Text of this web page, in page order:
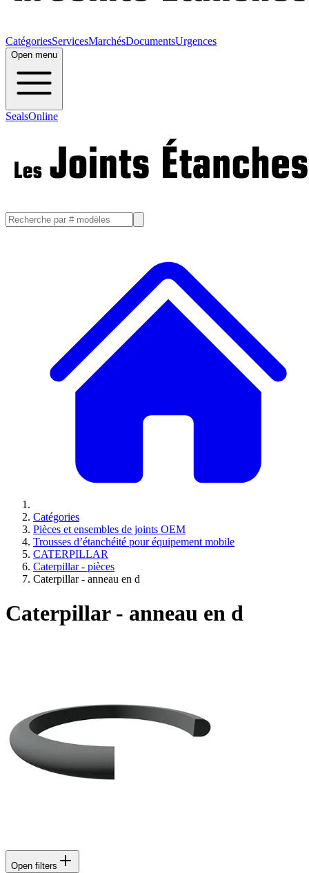
CatégoriesServicesMarchésDocumentsUrgences
Open menu
SealsOnline
Catégories
Pièces et ensembles de joints OEM
Trousses d’étanchéité pour équipement mobile
CATERPILLAR
Caterpillar - pièces
Caterpillar - anneau en d
Caterpillar - anneau en d
Open filters